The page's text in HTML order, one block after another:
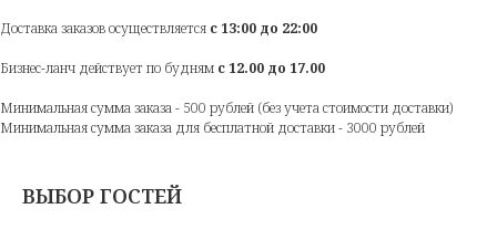
Доставка заказов осуществляется с 13:00 до 22:00
Бизнес-ланч действует по будням с 12.00 до 17.00
Минимальная сумма заказа - 500 рублей (без учета стоимости доставки)
Минимальная сумма заказа для бесплатной доставки - 3000 рублей
ВЫБОР ГОСТЕЙ